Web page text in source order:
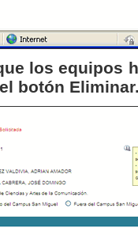
los equipos
botón